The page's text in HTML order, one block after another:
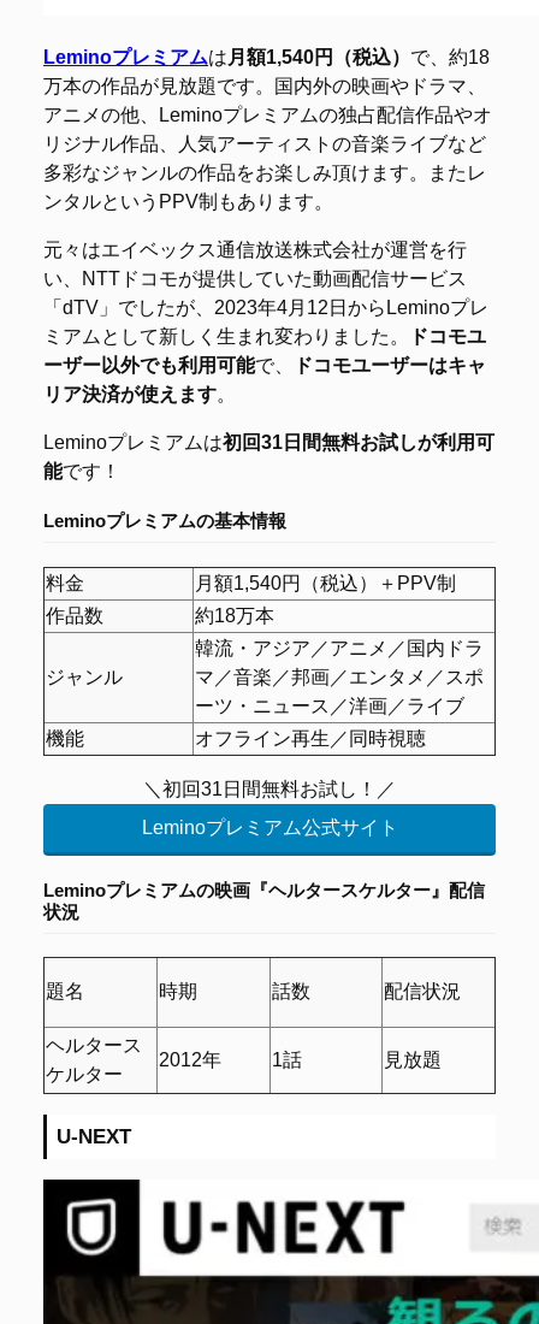
Leminoプレミアムは 月額1,540円（税込） で、約18
万本の作品が見放題です。国内外の映画やドラマ、
アニメの他、Leminoプレミアムの独占配信作品やオ
リジナル作品、人気アーティストの音楽ライブなど
多彩なジャンルの作品をお楽しみ頂けます。またレ
ンタルというPPV制もあります。
元々はエイベックス通信放送株式会社が運営を行
い、NTTドコモが提供していた動画配信サービス
「dTV」でしたが、2023年4月12日からLeminoプレ
ミアムとして新しく生まれ変わりました。
ドコモユ
ーザー以外でも利用可能で、
ドコモユーザーはキャ
リア決済が使えます。
Leminoプレミアムは初回31日間無料お試しが利用可
能です！
Leminoプレミアムの基本情報
料金
月額1,540円（税込）＋PPV制
作品数
約18万本
ジャンル
韓流・アジア／アニメ／国内ドラ
マ／音楽／邦画／エンタメ／スポ
ーツ・ニュース／洋画／ライブ
機能
オフライン再生／同時視聴
＼初回31日間無料お試し！／
Leminoプレミアム公式サイト
Leminoプレミアムの映画『ヘルタースケルター』 配信
状況
題名 時期 話数 配信状況
ヘルタース
ケルター
2012年 1話 見放題
U-NEXT